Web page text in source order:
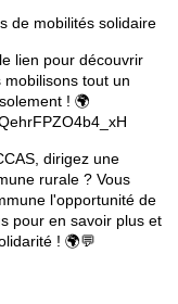
de mobilités solidaire
lien pour découvrir
tout un
! 🌍
dirigez une
rurale ? Vous
l'opportunité de
pour en savoir plus et
! 🌍💬